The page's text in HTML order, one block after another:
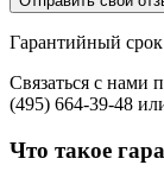
Гарантийный срок
Связаться с
(495) 664-39-48
Что такое